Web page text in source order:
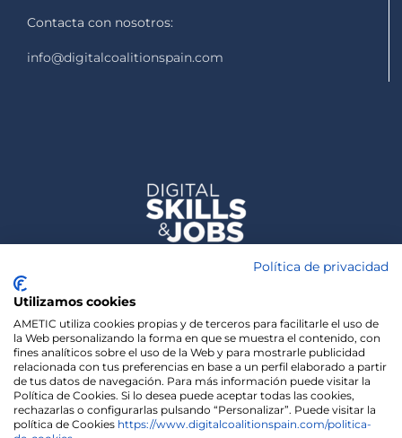
Contacta con nosotros:
info@digitalcoalitionspain.com
Política de privacidad
Utilizamos cookies
AMETIC utiliza cookies propias y de terceros para facilitarle el uso de
la Web personalizando la forma en que se muestra el contenido, con
fines analíticos sobre el uso de la Web y para mostrarle publicidad
relacionada con tus preferencias en base a un perfil elaborado a partir
de tus datos de navegación. Para más información puede visitar la
Política de Cookies. Si lo desea puede aceptar todas las cookies,
rechazarlas o configurarlas pulsando “Personalizar”. Puede visitar la
política de Cookies https://www.digitalcoalitionspain.com/politica-